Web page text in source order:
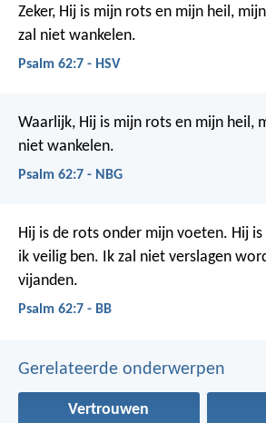
Zeker, Hij is mijn rots en mijn heil,
zal niet wankelen.
Psalm 62:7 - HSV
Waarlijk, Hij is mijn rots en mijn heil,
niet wankelen.
Psalm 62:7 - NBG
Hij is de rots onder mijn voeten. Hij
ik veilig ben. Ik zal niet verslagen
vijanden.
Psalm 62:7 - BB
Gerelateerde onderwerpen
Vertrouwen